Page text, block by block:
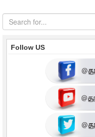
Follow US